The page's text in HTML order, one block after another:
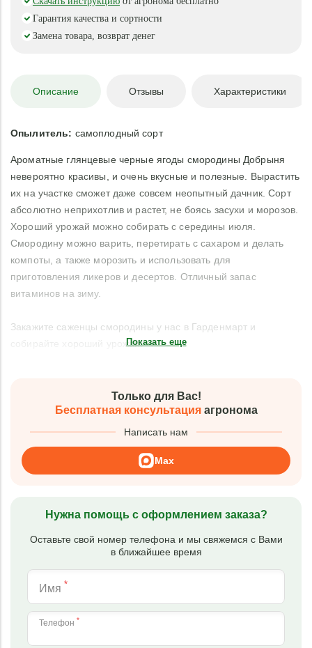
Гарантия качества и сортности
Замена товара, возврат денег
Описание Отзывы Характеристики
Опылитель: самоплодный сорт
Ароматные глянцевые черные ягоды смородины Добрыня
невероятно красивы, и очень вкусные и полезные. Вырастить
их на участке сможет даже совсем неопытный дачник. Сорт
абсолютно неприхотлив и растет, не боясь засухи и морозов.
Хороший урожай можно собирать с середины июля.
Смородину можно варить, перетирать с сахаром и делать
компоты, а также морозить и использовать для
приготовления ликеров и десертов. Отличный запас
витаминов на зиму.
Закажите саженцы смородины у нас в Гарденмарт и
собирайте хороший урожай!Показать еще
Только для Вас!
Бесплатная консультацияагронома
Написать нам
Max
Нужна помощь с оформлением заказа?
Оставьте свой номер телефона и мы свяжемся с Вами
в ближайшее время
Имя *
Телефон *